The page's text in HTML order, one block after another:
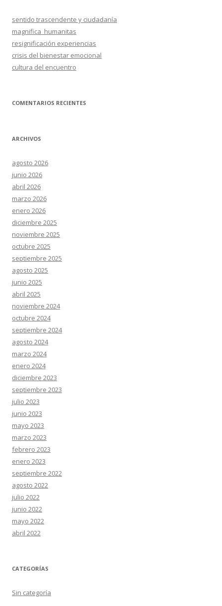
sentido trascendente y ciudadanía
magnifica_humanitas
resignificación experiencias
crisis del bienestar emocional
cultura del encuentro
COMENTARIOS RECIENTES
ARCHIVOS
agosto 2026
junio 2026
abril 2026
marzo 2026
enero 2026
diciembre 2025
noviembre 2025
octubre 2025
septiembre 2025
agosto 2025
junio 2025
abril 2025
noviembre 2024
octubre 2024
septiembre 2024
agosto 2024
marzo 2024
enero 2024
diciembre 2023
septiembre 2023
julio 2023
junio 2023
mayo 2023
marzo 2023
febrero 2023
enero 2023
septiembre 2022
agosto 2022
julio 2022
junio 2022
mayo 2022
abril 2022
CATEGORÍAS
Sin categoría